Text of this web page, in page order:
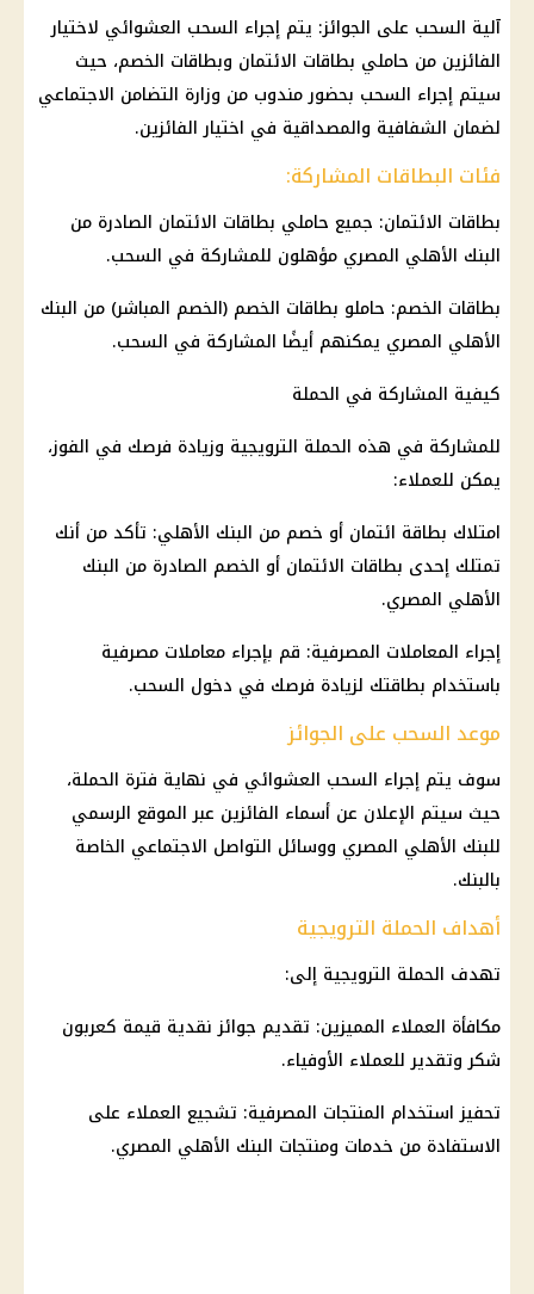
آلية السحب على الجوائز: يتم إجراء السحب العشوائي لاختيار
الفائزين من حاملي بطاقات الائتمان وبطاقات الخصم، حيث
سيتم إجراء السحب بحضور مندوب من وزارة التضامن الاجتماعي
لضمان الشفافية والمصداقية في اختيار الفائزين.
فئات البطاقات المشاركة:
بطاقات الائتمان: جميع حاملي بطاقات الائتمان الصادرة من
البنك الأهلي المصري مؤهلون للمشاركة في السحب.
بطاقات الخصم: حاملو بطاقات الخصم (الخصم المباشر) من البنك
الأهلي المصري يمكنهم أيضًا المشاركة في السحب.
كيفية المشاركة في الحملة
للمشاركة في هذه الحملة الترويجية وزيادة فرصك في الفوز،
يمكن للعملاء:
امتلاك بطاقة ائتمان أو خصم من البنك الأهلي: تأكد من أنك
تمتلك إحدى بطاقات الائتمان أو الخصم الصادرة من البنك
الأهلي المصري.
إجراء المعاملات المصرفية: قم بإجراء معاملات مصرفية
باستخدام بطاقتك لزيادة فرصك في دخول السحب.
موعد السحب على الجوائز
سوف يتم إجراء السحب العشوائي في نهاية فترة الحملة،
حيث سيتم الإعلان عن أسماء الفائزين عبر الموقع الرسمي
للبنك الأهلي المصري ووسائل التواصل الاجتماعي الخاصة
بالبنك.
أهداف الحملة الترويجية
تهدف الحملة الترويجية إلى:
مكافأة العملاء المميزين: تقديم جوائز نقدية قيمة كعربون
شكر وتقدير للعملاء الأوفياء.
تحفيز استخدام المنتجات المصرفية: تشجيع العملاء على
الاستفادة من خدمات ومنتجات البنك الأهلي المصري.